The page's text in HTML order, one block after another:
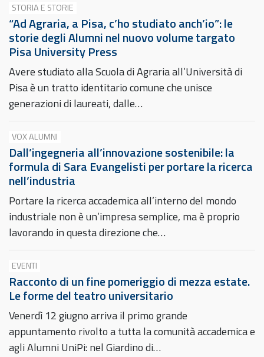
STORIA E STORIE
“Ad Agraria, a Pisa, c’ho studiato anch’io”: le
storie degli Alumni nel nuovo volume targato
Pisa University Press
Avere studiato alla Scuola di Agraria all’Università di
Pisa è un tratto identitario comune che unisce
generazioni di laureati, dalle…
VOX ALUMNI
Dall’ingegneria all’innovazione sostenibile: la
formula di Sara Evangelisti per portare la ricerca
nell’industria
Portare la ricerca accademica all’interno del mondo
industriale non è un’impresa semplice, ma è proprio
lavorando in questa direzione che…
EVENTI
Racconto di un fine pomeriggio di mezza estate.
Le forme del teatro universitario
Venerdì 12 giugno arriva il primo grande
appuntamento rivolto a tutta la comunità accademica e
agli Alumni UniPi: nel Giardino di…